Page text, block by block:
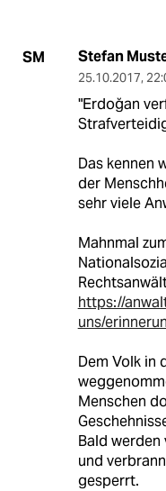
SM Stefan
25.10.2017,
"Erdoğan
Das kennen
der
sehr viele
Mahnmal
https://
uns/
Dem Volk in
Menschen
Bald
und
gesperrt.